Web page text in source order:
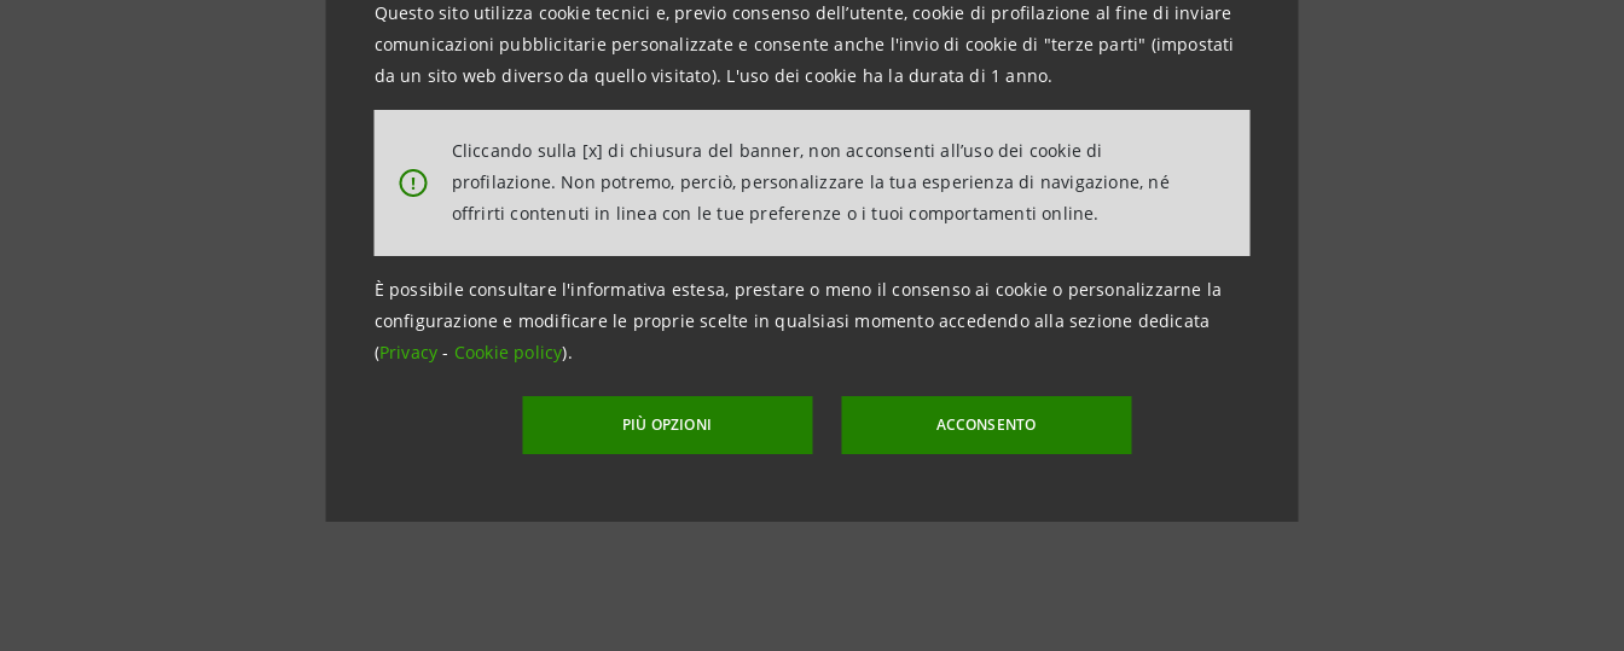
Questo sito utilizza cookie tecnici e, previo consenso dell’utente, cookie di profilazione al fine di inviare
comunicazioni pubblicitarie personalizzate e consente anche l'invio di cookie di "terze parti" (impostati
da un sito web diverso da quello visitato). L'uso dei cookie ha la durata di 1 anno.
!
Cliccando sulla [x] di chiusura del banner, non acconsenti all’uso dei cookie di
profilazione. Non potremo, perciò, personalizzare la tua esperienza di navigazione, né
offrirti contenuti in linea con le tue preferenze o i tuoi comportamenti online.
È possibile consultare l'informativa estesa, prestare o meno il consenso ai cookie o personalizzarne la
configurazione e modificare le proprie scelte in qualsiasi momento accedendo alla sezione dedicata
(Privacy- Cookie policy).
PIÙ OPZIONI ACCONSENTO
investor.relations@intesasanpaolo.com
+39.02.87962326
stampa@intesasanpaolo.com